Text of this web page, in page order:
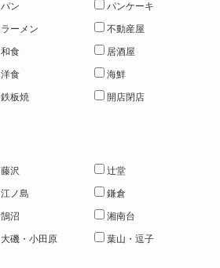
パン パンケーキ
ラーメン 不動産屋
和食 居酒屋
洋食 海鮮
鉄板焼 開店閉店
藤沢 辻堂
江ノ島 鎌倉
鵠沼 湘南台
大磯・小田原 葉山・逗子